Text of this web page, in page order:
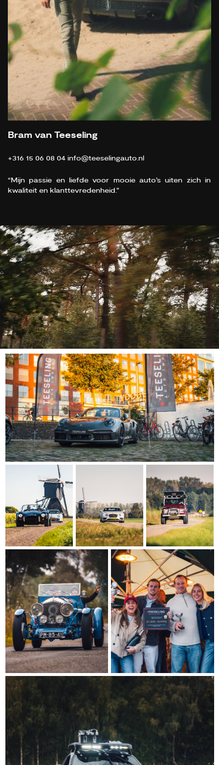
Bram van Teeseling
+316 15 06 08 04 info@teeselingauto.nl
“Mijn passie en liefde voor mooie auto’s uiten zich in
kwaliteit en klanttevredenheid.”